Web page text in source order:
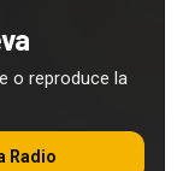
o reproduce la
Radio